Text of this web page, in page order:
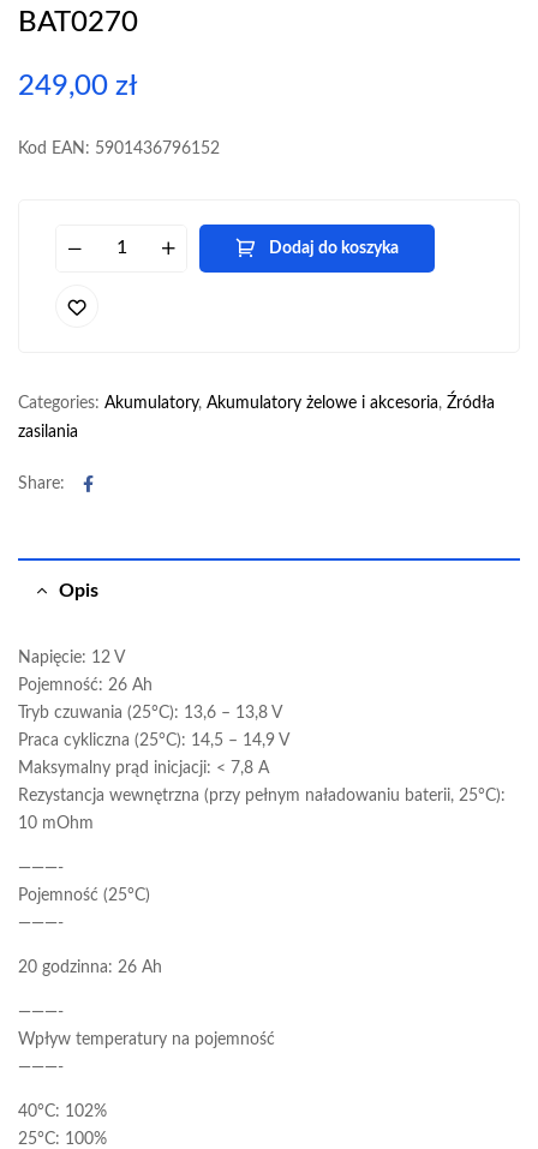
BAT0270
249,00 zł
Kod EAN: 5901436796152
Dodaj do koszyka
Categories: Akumulatory, Akumulatory żelowe i akcesoria, Źródła
zasilania
Share: Facebook
Opis
Napięcie: 12 V
Pojemność: 26 Ah
Tryb czuwania (25°C): 13,6 – 13,8 V
Praca cykliczna (25°C): 14,5 – 14,9 V
Maksymalny prąd inicjacji: < 7,8 A
Rezystancja wewnętrzna (przy pełnym naładowaniu baterii, 25°C):
10 mOhm
———-
Pojemność (25°C)
———-
20 godzinna: 26 Ah
———-
Wpływ temperatury na pojemność
———-
40°C: 102%
25°C: 100%